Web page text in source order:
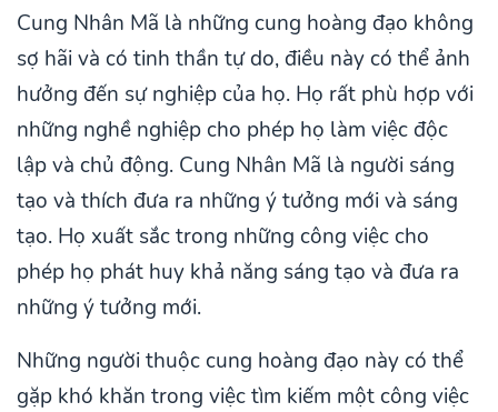
Cung Nhân Mã là những cung hoàng đạo không
sợ hãi và có tinh thần tự do, điều này có thể ảnh
hưởng đến sự nghiệp của họ. Họ rất phù hợp với
những nghề nghiệp cho phép họ làm việc độc
lập và chủ động. Cung Nhân Mã là người sáng
tạo và thích đưa ra những ý tưởng mới và sáng
tạo. Họ xuất sắc trong những công việc cho
phép họ phát huy khả năng sáng tạo và đưa ra
những ý tưởng mới.
Những người thuộc cung hoàng đạo này có thể
gặp khó khăn trong việc tìm kiếm một công việc